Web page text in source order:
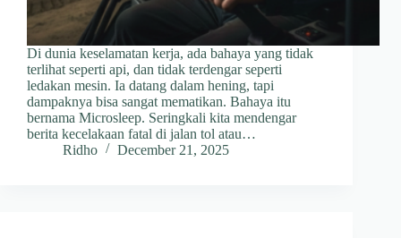
Di dunia keselamatan kerja, ada bahaya yang tidak
terlihat seperti api, dan tidak terdengar seperti
ledakan mesin. Ia datang dalam hening, tapi
dampaknya bisa sangat mematikan. Bahaya itu
bernama Microsleep. Seringkali kita mendengar
berita kecelakaan fatal di jalan tol atau…
Ridho
December 21, 2025